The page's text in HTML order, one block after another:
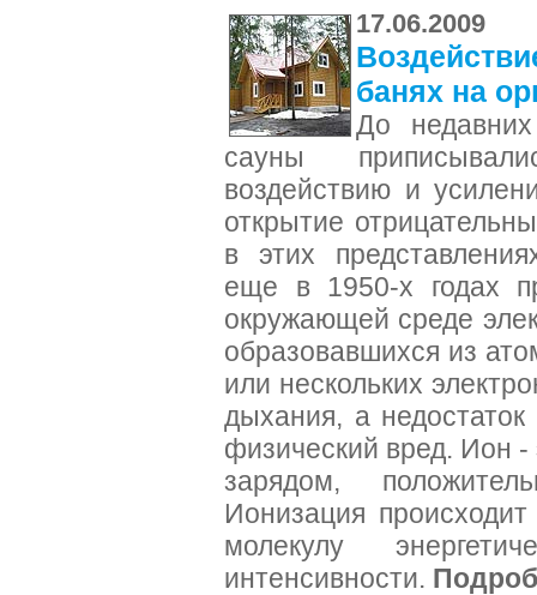
17.06.2009
банях на
До
сауны
воздействию и
открытие
в этих
еще в 1950-х годах
окружающей среде
образовавшихся из
или нескольких
дыхания, а
физический вред. Ион -
зарядом,
Ионизация
молекулу
интенсивности.